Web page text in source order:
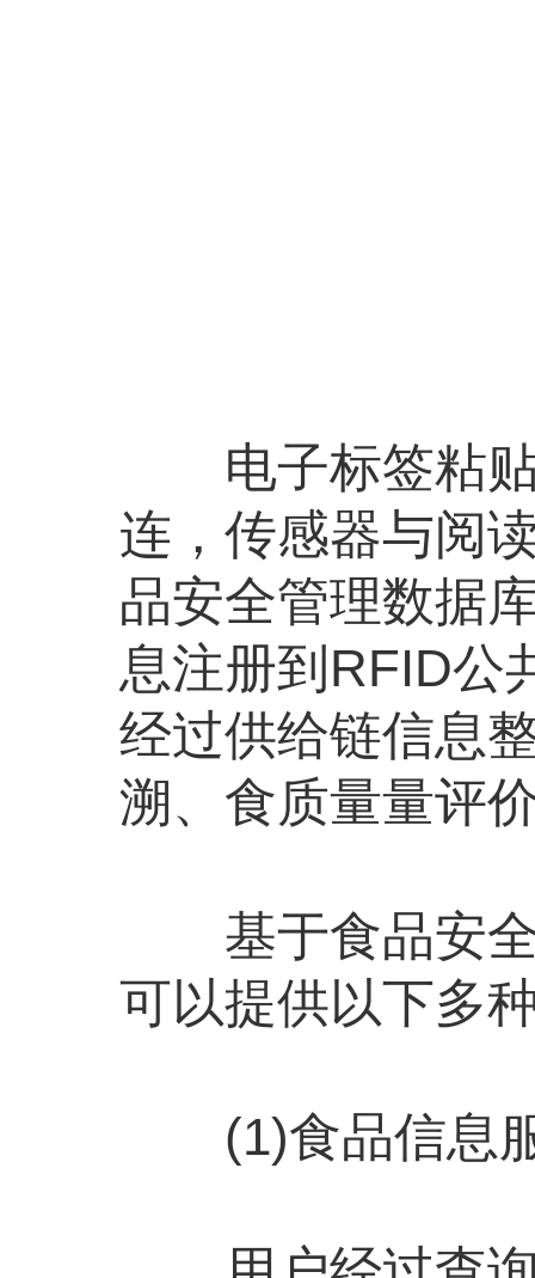
电子标签粘贴
连，传感器与阅
品安全管理数据
息注册到RFID公
经过供给链信息
溯、食质量量评
基于食品安全
可以提供以下多
(1)食品信息